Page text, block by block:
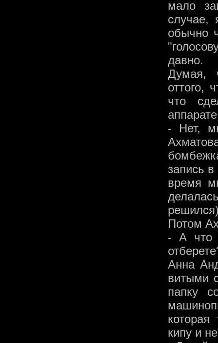
мало
случае,
обычно
давно.
Думая,
оттого,
что
- Нет,
запись
время
Потом
- А что
Анна
витыми
папку
кипу и